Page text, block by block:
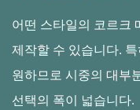
어떤 스타일의 코르크
제작할 수 있습니다.
원하므로 시중의 대부
선택의 폭이 넓습니다.